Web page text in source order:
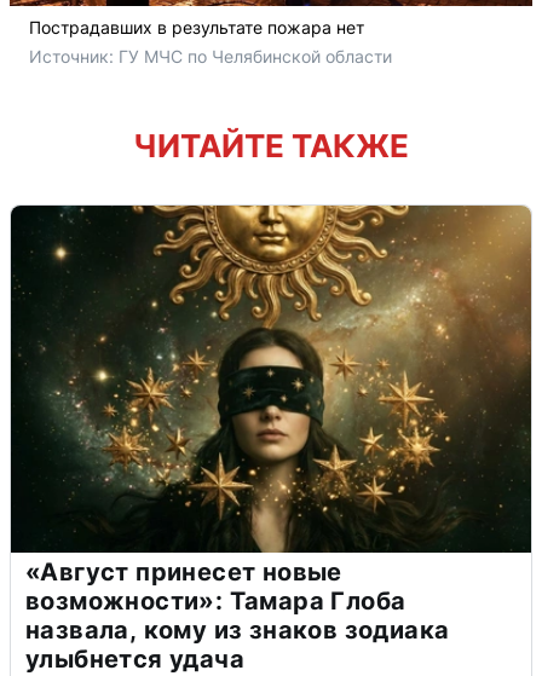
Пострадавших в результате пожара нет
Источник: ГУ МЧС по Челябинской области
ЧИТАЙТЕ ТАКЖЕ
«Август принесет новые
возможности»: Тамара Глоба
назвала, кому из знаков зодиака
улыбнется удача